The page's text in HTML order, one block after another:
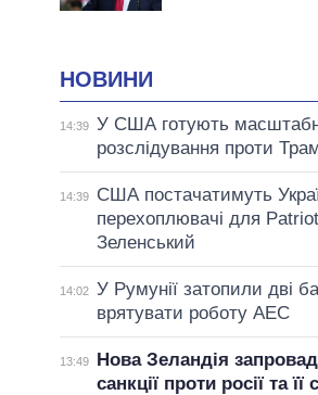
НОВИНИ
14:39 У США готують
розслідування проти
14:39
США постачатимуть
перехоплювачі для
Зеленський
14:02 У Румунії затопили дві
врятувати роботу АЕС
13:49
Нова Зеландія
санкції проти росії та